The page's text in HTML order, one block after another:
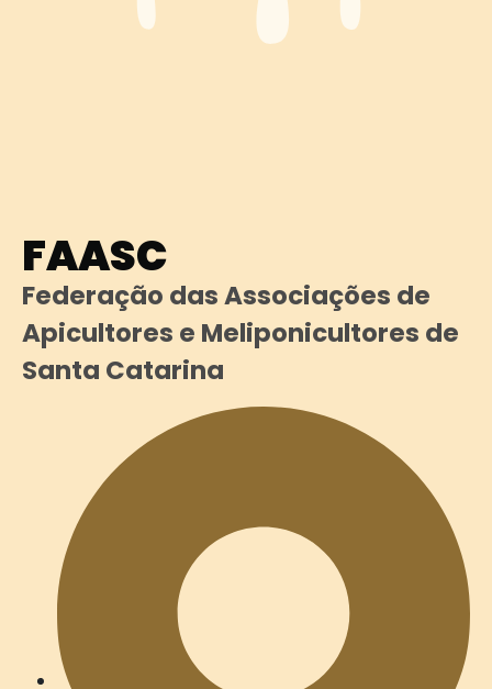
FAASC
Federação das Associações de
Apicultores e Meliponicultores de
Santa Catarina